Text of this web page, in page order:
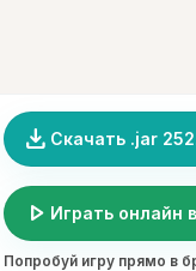
file_download Скачать .jar
play_arrow Играть онлайн
Попробуй игру прямо в